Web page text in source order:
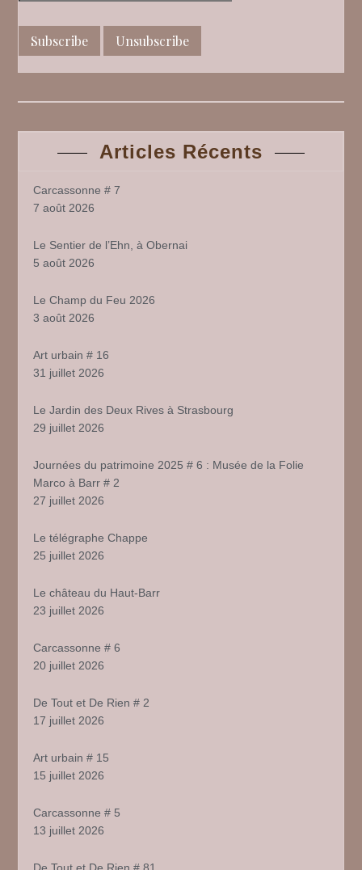
Articles Récents
Carcassonne # 7
7 août 2026
Le Sentier de l’Ehn, à Obernai
5 août 2026
Le Champ du Feu 2026
3 août 2026
Art urbain # 16
31 juillet 2026
Le Jardin des Deux Rives à Strasbourg
29 juillet 2026
Journées du patrimoine 2025 # 6 : Musée de la Folie
Marco à Barr # 2
27 juillet 2026
Le télégraphe Chappe
25 juillet 2026
Le château du Haut-Barr
23 juillet 2026
Carcassonne # 6
20 juillet 2026
De Tout et De Rien # 2
17 juillet 2026
Art urbain # 15
15 juillet 2026
Carcassonne # 5
13 juillet 2026